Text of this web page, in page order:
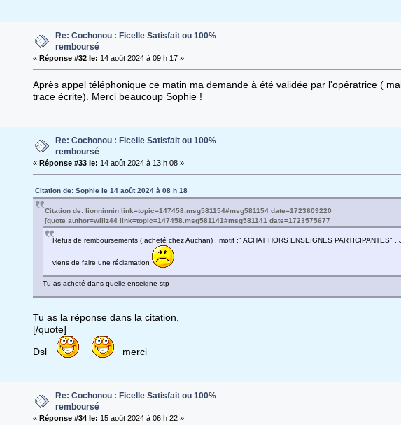
Re: Cochonou : Ficelle Satisfait ou 100%
remboursé
«Réponse #32 le: 14 août 2024 à 09 h 17 »
Après appel téléphonique ce matin ma demande à été validée par l'opératrice (
trace écrite). Merci beaucoup Sophie !
Re: Cochonou : Ficelle Satisfait ou 100%
remboursé
« Réponse #33 le: 14 août 2024 à 13 h 08 »
Citation de: Sophie le 14 août 2024 à 08 h 18
Citation de: lionninnin link=topic=147458.msg581154#msg581154 date=1723609220
[quote author=wiliz44 link=topic=147458.msg581141#msg581141 date=1723575677
Refus de remboursements ( acheté chez Auchan) , motif :" ACHAT HORS ENSEIGNES PARTICIPANTES" .
viens de faire une réclamation
Tu as acheté dans quelle enseigne stp
Tu as la réponse dans la citation.
[/quote]
Dsl merci
Re: Cochonou : Ficelle Satisfait ou 100%
remboursé
«Réponse #34 le: 15 août 2024 à 06 h 22 »